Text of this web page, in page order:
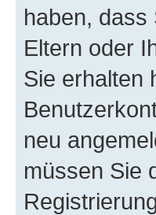
haben, dass
Eltern oder
Sie erhalten
neu
müssen Sie